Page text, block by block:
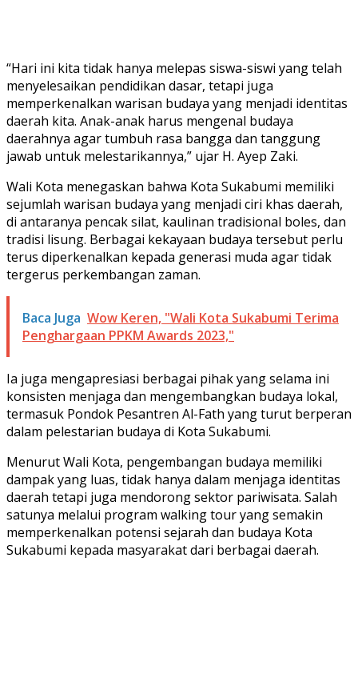
“Hari ini kita tidak hanya melepas siswa-siswi yang telah
menyelesaikan pendidikan dasar, tetapi juga
memperkenalkan warisan budaya yang menjadi identitas
daerah kita. Anak-anak harus mengenal budaya
daerahnya agar tumbuh rasa bangga dan tanggung
jawab untuk melestarikannya,” ujar H. Ayep Zaki.
Wali Kota menegaskan bahwa Kota Sukabumi memiliki
sejumlah warisan budaya yang menjadi ciri khas daerah,
di antaranya pencak silat, kaulinan tradisional boles, dan
tradisi lisung. Berbagai kekayaan budaya tersebut perlu
terus diperkenalkan kepada generasi muda agar tidak
tergerus perkembangan zaman.
Baca Juga Wow Keren, "Wali Kota Sukabumi Terima
Penghargaan PPKM Awards 2023,"
Ia juga mengapresiasi berbagai pihak yang selama ini
konsisten menjaga dan mengembangkan budaya lokal,
termasuk Pondok Pesantren Al-Fath yang turut berperan
dalam pelestarian budaya di Kota Sukabumi.
Menurut Wali Kota, pengembangan budaya memiliki
dampak yang luas, tidak hanya dalam menjaga identitas
daerah tetapi juga mendorong sektor pariwisata. Salah
satunya melalui program walking tour yang semakin
memperkenalkan potensi sejarah dan budaya Kota
Sukabumi kepada masyarakat dari berbagai daerah.